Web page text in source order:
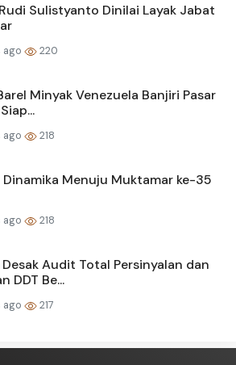
Sulistyanto Dinilai Layak Jabat
ago 220
Minyak Venezuela Banjiri Pasar
ago 218
Menuju Muktamar ke-35
ago 218
Desak Audit Total Persinyalan dan
DDT Be...
ago 217